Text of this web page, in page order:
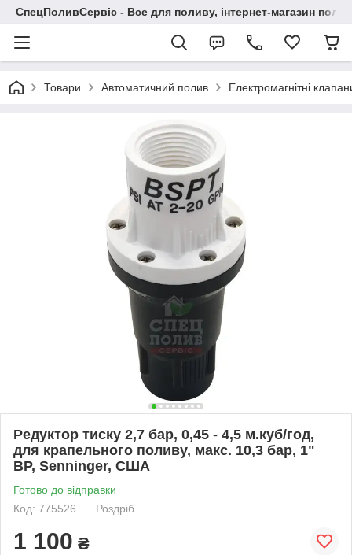
СпецПоливСервіс - Все для поливу, інтернет-магазин
Товари Автоматичний полив Електромагнітні
Редуктор тиску 2,7 бар, 0,45 - 4,5 м.куб/год,
для крапельного поливу, макс. 10,3 бар, 1"
ВР, Senninger, США
Готово до відправки
Код: 775526
Роздріб
1 100 ₴